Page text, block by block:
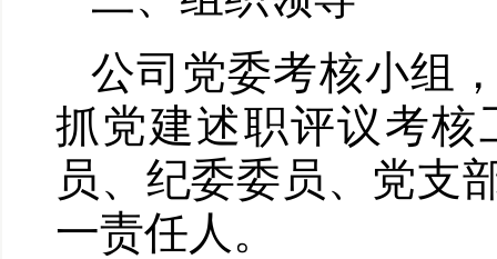
公司党委考核小组
抓党建述职评议考
员、纪委委员、党支
一责任人。